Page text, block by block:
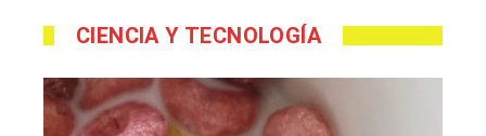
CIENCIA Y TECNOLOGÍA